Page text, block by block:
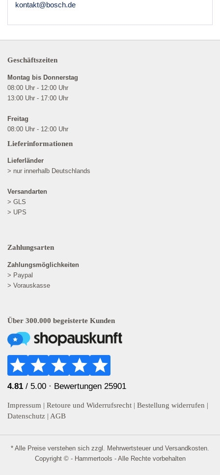
kontakt@bosch.de
Geschäftszeiten
Montag bis Donnerstag
08:00 Uhr - 12:00 Uhr
13:00 Uhr - 17:00 Uhr
Freitag
08:00 Uhr - 12:00 Uhr
Lieferinformationen
Lieferländer
> nur innerhalb Deutschlands
Versandarten
> GLS
> UPS
Zahlungsarten
Zahlungsmöglichkeiten
> Paypal
> Vorauskasse
Über 300.000 begeisterte Kunden
4.81 / 5.00 · Bewertungen 25901
Impressum | Retoure und Widerrufsrecht | Bestellung widerrufen |
Datenschutz | AGB
* Alle Preise verstehen sich zzgl. Mehrwertsteuer und Versandkosten.
Copyright © - Hammertools - Alle Rechte vorbehalten